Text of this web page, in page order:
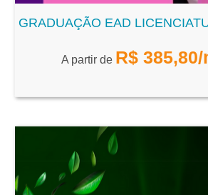
GRADUAÇÃO EAD
A partir de R$ 385,80/